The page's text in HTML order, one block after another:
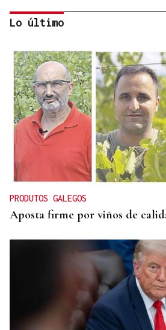
MADRES LACTANTES
Una "tetada" en Ourense para
lactancia
Lo último
PRODUTOS GALEGOS
Aposta firme por viños de